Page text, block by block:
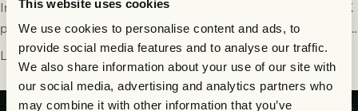
This website uses cookies
We use cookies to personalise content and ads, to
provide social media features and to analyse our traffic.
We also share information about your use of our site with
our social media, advertising and analytics partners who
may combine it with other information that you’ve
Imorgon söndag spelar GAIS herrar hemma mot Halmstads BK
på Gamla Ullevi med avspark kl 16.30! Fredrik Holmberg och
ledarstaben har tagit ut följande trupp till matchen:
Läs mer